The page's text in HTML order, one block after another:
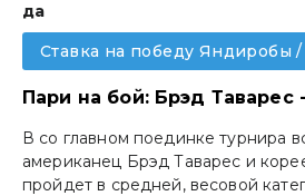
да
Ставка на победу Яндиробы
Пари на бой: Брэд Таварес
В со главном поединке турнира
американец Брэд Таварес и
пройдет в средней, весовой